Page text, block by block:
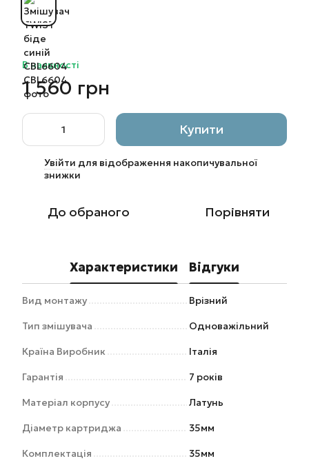
В наявності
1 560 грн
Купити
Увійти для відображення накопичувальної
знижки
До обраного Порівняти
Характеристики Відгуки
Вид монтажу Врізний
Тип змішувача Одноважільний
Країна Виробник Італія
Гарантія 7 років
Матеріал корпусу Латунь
Діаметр картриджа 35мм
Комплектація 35мм